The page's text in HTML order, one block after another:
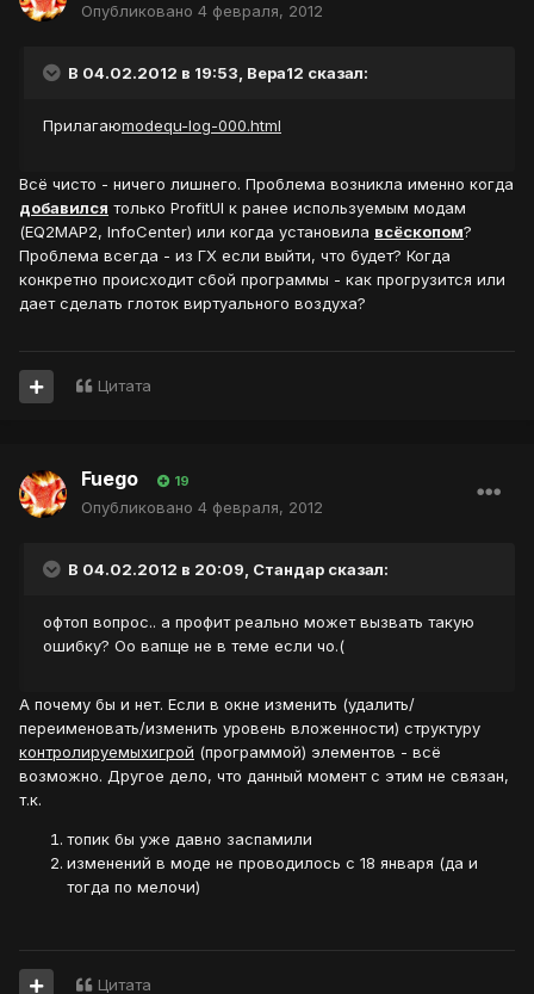
Опубликовано 4 февраля, 2012
В 04.02.2012 в 19:53, Вера12 сказал:
Прилагаюmodequ-log-000.html
Всё чисто - ничего лишнего. Проблема возникла именно когда
добавился только ProfitUI к ранее используемым модам
(EQ2MAP2, InfoCenter) или когда установила всёскопом?
Проблема всегда - из ГХ если выйти, что будет? Когда
конкретно происходит сбой программы - как прогрузится или
дает сделать глоток виртуального воздуха?
Цитата
Fuego 19
Опубликовано 4 февраля, 2012
В 04.02.2012 в 20:09, Стандар сказал:
офтоп вопрос.. а профит реально может вызвать такую
ошибку? Оо вапще не в теме если чо.(
А почему бы и нет. Если в окне изменить (удалить/
переименовать/изменить уровень вложенности) структуру
контролируемыхигрой (программой) элементов - всё
возможно. Другое дело, что данный момент с этим не связан,
т.к.
топик бы уже давно заспамили
изменений в моде не проводилось с 18 января (да и
тогда по мелочи)
Цитата